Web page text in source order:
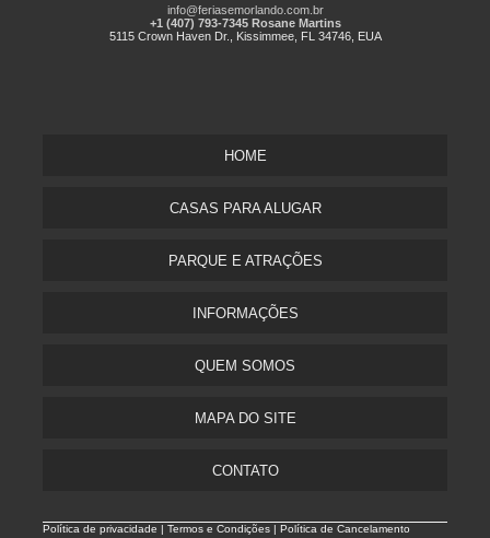
info@feriasemorlando.com.br
+1 (407) 793-7345 Rosane Martins
5115 Crown Haven Dr., Kissimmee, FL 34746, EUA
HOME
CASAS PARA ALUGAR
PARQUE E ATRAÇÕES
INFORMAÇÕES
QUEM SOMOS
MAPA DO SITE
CONTATO
Política de privacidade |Termos e Condições | Política de Cancelamento